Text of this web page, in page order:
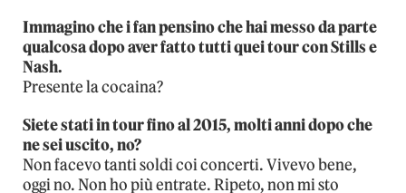
Immagino che i fan pensino che hai messo da parte
qualcosa dopo aver fatto tutti quei tour con Stills e
Nash.
Presente la cocaina?
Siete stati in tour fino al 2015, molti anni dopo che
ne sei uscito, no?
Non facevo tanti soldi coi concerti. Vivevo bene,
oggi no. Non ho più entrate. Ripeto, non mi sto